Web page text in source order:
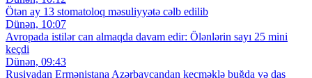
Ötən ay 13 stomatoloq məsuliyyətə cəlb edilib
Dünən, 10:07
Avropada istilər can almaqda davam edir: Ölənlərin sayı 25 mini
keçdi
Dünən, 09:43
Rusiyadan Ermənistana Azərbaycandan keçməklə buğda və daş